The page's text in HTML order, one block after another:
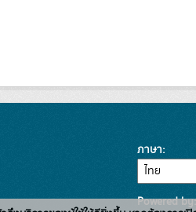
ภาษา
Powered by: